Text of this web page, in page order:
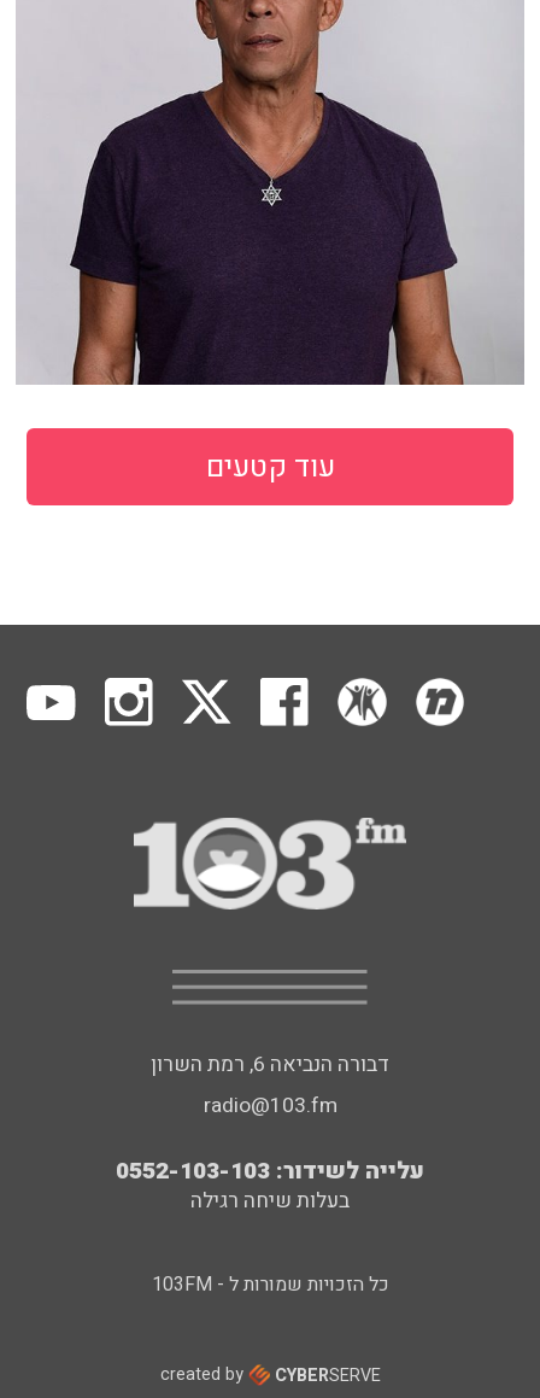
עוד קטעים
דבורה הנביאה 6, רמת השרון
radio@103.fm
עלייה לשידור: 0552-103-103
בעלות שיחה רגילה
כל הזכויות שמורות ל - 103FM
created by CYBERSERVE